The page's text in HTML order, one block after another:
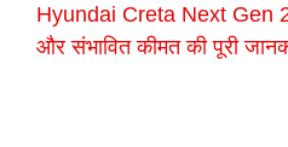
Hyundai Creta Next Gen
और संभावित कीमत की पूरी